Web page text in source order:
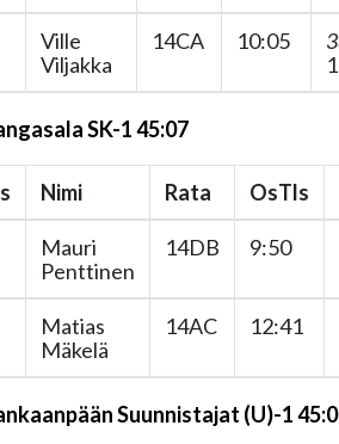
Ville
Viljakka
14CA 10:05
SK-1 45:07
Nimi Rata OsTls
Mauri
Penttinen
14DB 9:50
Matias
Mäkelä
14AC 12:41
Suunnistajat (U)-1